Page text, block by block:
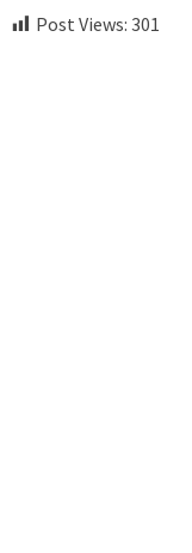
Post Views: 301